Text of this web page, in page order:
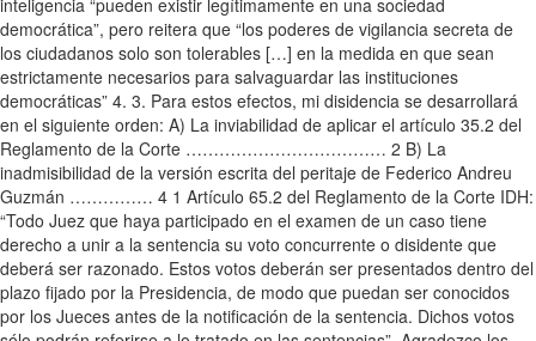
inteligencia “pueden existir legítimamente en una sociedad
democrática”, pero reitera que “los poderes de vigilancia secreta de
los ciudadanos solo son tolerables […] en la medida en que sean
estrictamente necesarios para salvaguardar las instituciones
democráticas” 4. 3. Para estos efectos, mi disidencia se desarrollará
en el siguiente orden: A) La inviabilidad de aplicar el artículo 35.2 del
Reglamento de la Corte ……………………………… 2 B) La
inadmisibilidad de la versión escrita del peritaje de Federico Andreu
Guzmán …………… 4 1 Artículo 65.2 del Reglamento de la Corte IDH:
“Todo Juez que haya participado en el examen de un caso tiene
derecho a unir a la sentencia su voto concurrente o disidente que
deberá ser razonado. Estos votos deberán ser presentados dentro del
plazo fijado por la Presidencia, de modo que puedan ser conocidos
por los Jueces antes de la notificación de la sentencia. Dichos votos